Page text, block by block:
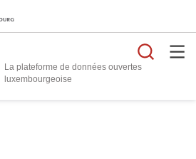
La plateforme de données ouvertes